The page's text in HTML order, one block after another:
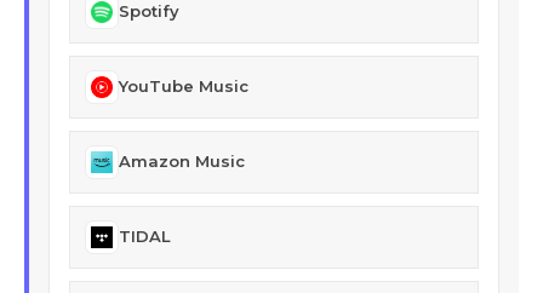
Spotify
YouTube Music
Amazon Music
TIDAL